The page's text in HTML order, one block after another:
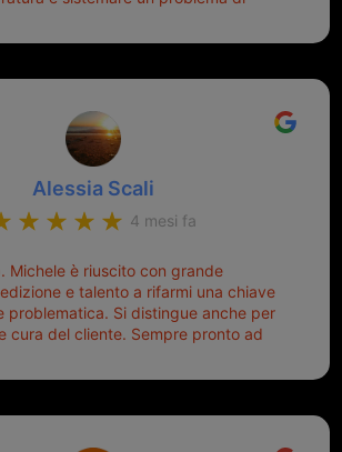
e ti fa cominciare bene la
debba duplicare una chiave
spese ben più esose. Competenti,
per situazioni di questo tipo
Alessia Scali
4 mesi fa
Michele è riuscito con grande
e talento a rifarmi una chiave
problematica. Si distingue anche per
cura del cliente. Sempre pronto ad